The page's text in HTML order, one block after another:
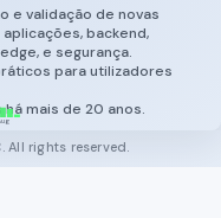
e validação de novas
backend,
e segurança.
para utilizadores
mais de 20 anos.
▇▆ ▂
All rights reserved.